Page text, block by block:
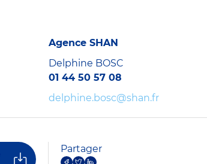
Agence SHAN
Delphine BOSC
01 44 50 57 08
delphine.bosc@shan.fr
Partager